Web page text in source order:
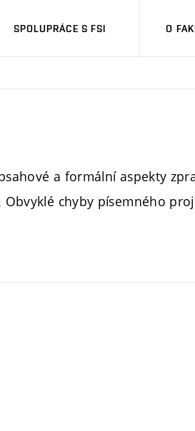
SPOLUPRÁCE S FSI O
a formální aspekty
chyby písemného